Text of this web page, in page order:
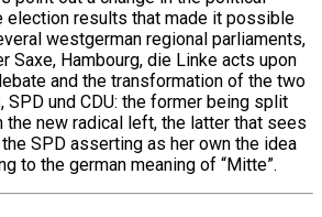
election results that made it possible
westgerman regional parliaments,
Saxe, Hambourg, die Linke acts upon
and the transformation of the two
und CDU: the former being split
new radical left, the latter that sees
SPD asserting as her own the idea
to the german meaning of “Mitte”.